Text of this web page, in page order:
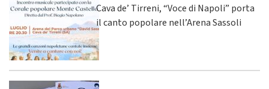
Cava de’ Tirreni, “Voce di Napoli” porta
il canto popolare nell’Arena Sassoli